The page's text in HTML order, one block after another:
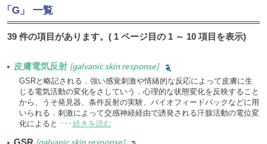
「G」 一覧
39 件の項目があります。( 1 ページ目の 1 ～ 10 項目を表示)
皮膚電気反射 [galvanic skin response]
GSRと略記される．強い感覚刺激や情緒的な反応によって皮膚に生
じる電気活動の変化をさしていう．心理的な状態変化を反映すること
から、うそ発見器、条件反射の実験、バイオフィードバックなどに用
いられる．刺激によって交感神経経由で誘発される汗腺活動の電位変
化によると ･･･ 続きを読む